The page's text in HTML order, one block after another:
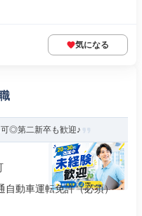
気になる
◎第二新卒も歓迎♪
動車運転免許（必須） ・